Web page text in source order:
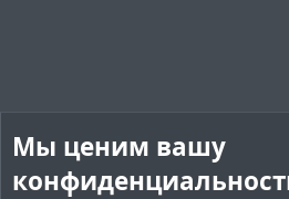
Мы ценим вашу